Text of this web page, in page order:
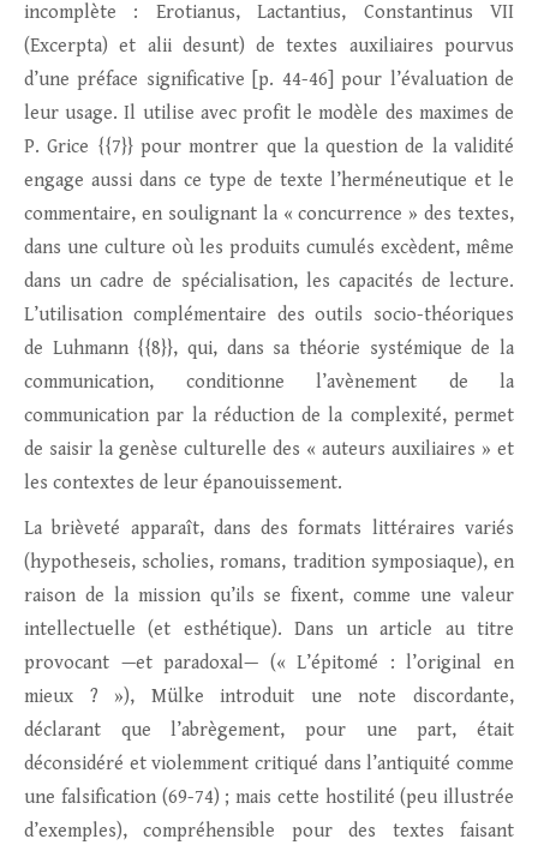
incomplète : Erotianus, Lactantius, Constantinus VII
(Excerpta) et alii desunt) de textes auxiliaires pourvus
d’une préface significative [p. 44-46] pour l’évaluation de
leur usage. Il utilise avec profit le modèle des maximes de
P. Grice {{7}} pour montrer que la question de la validité
engage aussi dans ce type de texte l’herméneutique et le
commentaire, en soulignant la « concurrence » des textes,
dans une culture où les produits cumulés excèdent, même
dans un cadre de spécialisation, les capacités de lecture.
L’utilisation complémentaire des outils socio-théoriques
de Luhmann {{8}}, qui, dans sa théorie systémique de la
communication, conditionne l’avènement de la
communication par la réduction de la complexité, permet
de saisir la genèse culturelle des « auteurs auxiliaires » et
les contextes de leur épanouissement.
La brièveté apparaît, dans des formats littéraires variés
(hypotheseis, scholies, romans, tradition symposiaque), en
raison de la mission qu’ils se fixent, comme une valeur
intellectuelle (et esthétique). Dans un article au titre
provocant —et paradoxal— (« L’épitomé : l’original en
mieux ? »), Mülke introduit une note discordante,
déclarant que l’abrègement, pour une part, était
déconsidéré et violemment critiqué dans l’antiquité comme
une falsification (69-74) ; mais cette hostilité (peu illustrée
d’exemples), compréhensible pour des textes faisant